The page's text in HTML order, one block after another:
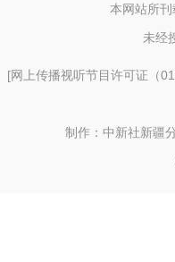
本网站所
未经
[网上传播视听节目许可证（
制作：中新社新